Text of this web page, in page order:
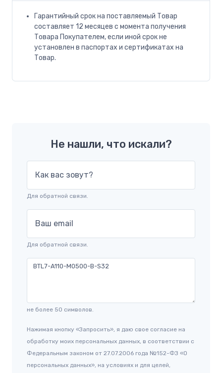
Гарантийный срок на поставляемый Товар
составляет 12 месяцев с момента получения
Товара Покупателем, если иной срок не
установлен в паспортах и сертификатах на
Товар.
Не нашли, что искали?
Как вас зовут?
Для обратной связи.
Ваш email
Для обратной связи.
не более 50 символов.
Нажимая кнопку «Запросить», я даю свое согласие на
обработку моих персональных данных, в соответствии с
Федеральным законом от 27.07.2006 года №152-ФЗ «О
персональных данных», на условиях и для целей,